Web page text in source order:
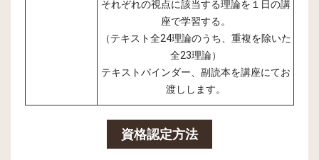
それぞれの視点に該当する理論を１日の講
座で学習する。
（テキスト全24理論のうち、重複を除いた
全23理論）
テキストバインダー、副読本を講座にてお
渡しします。
資格認定方法